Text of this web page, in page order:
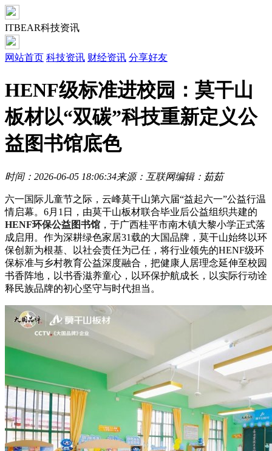
ITBEAR科技资讯
网站首页 科技资讯 财经资讯 分享好友
HENF级标准进校园：莫干山
板材以“双碳”科技重新定义公
益图书馆底色​
时间：2026-06-05 18:06:34来源：互联网编辑：茹茹
六一国际儿童节之际，云峰莫干山第六届“益起六一”公益行温
情启幕。6月1日，由莫干山板材联合毕业后公益组织共建的
HENF环保公益图书馆 ，于广西桂平市南木镇大黎小学正式落
成启用。作为深耕绿色家居31载的大国品牌，莫干山始终以环
保创新为根基、以社会责任为己任，将行业领先的HENF级环
保标准与乡村教育公益深度融合，把健康人居理念延伸至校园
书香阵地，以书香滋养童心，以环保护航成长，以实际行动诠
释民族品牌的初心坚守与时代担当。